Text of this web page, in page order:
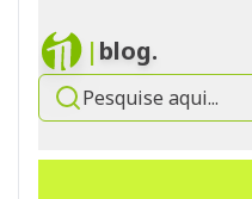
|blog.